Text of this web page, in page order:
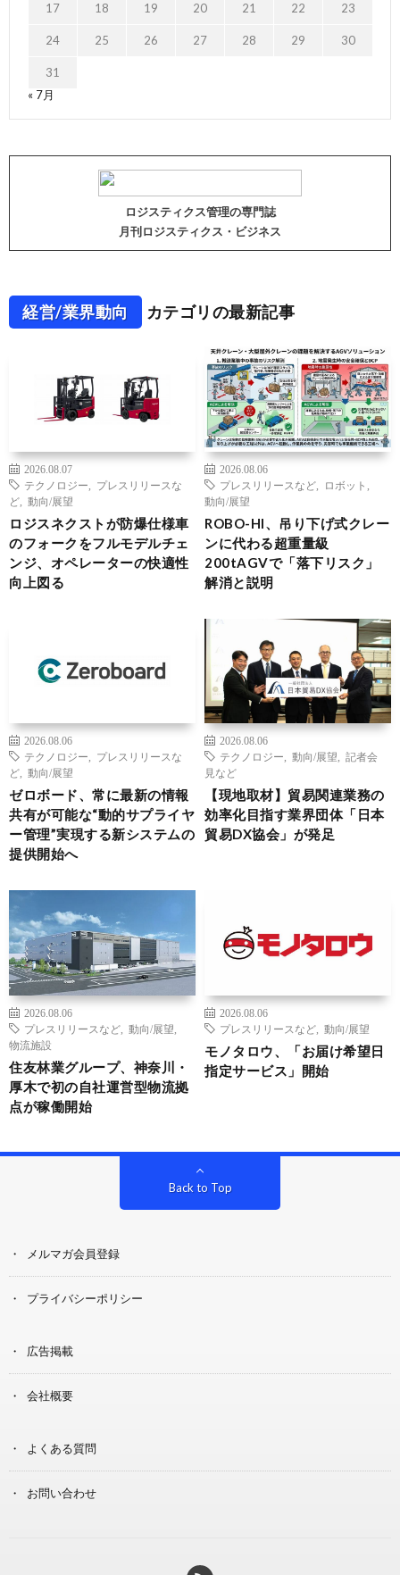
17 18 19 20 21 22 23
24 25 26 27 28 29 30
31
« 7月
ロジスティクス管理の専門誌
月刊ロジスティクス・ビジネス
経営/業界動向 カテゴリの最新記事
2026.08.07
テクノロジー
プレスリリースな
ど
動向/展望
ロジスネクストが防爆仕様車
のフォークをフルモデルチェ
ンジ、オペレーターの快適性
向上図る
2026.08.06
プレスリリースなど
ロボット
動向/展望
ROBO-HI、吊り下げ式クレー
ンに代わる超重量級
200tAGVで「落下リスク」
解消と説明
2026.08.06
テクノロジー
プレスリリースな
ど
動向/展望
ゼロボード、常に最新の情報
共有が可能な“動的サプライヤ
ー管理”実現する新システムの
提供開始へ
2026.08.06
テクノロジー
動向/展望
記者会
見など
【現地取材】貿易関連業務の
効率化目指す業界団体「日本
貿易DX協会」が発足
2026.08.06
プレスリリースなど
動向/展望
物流施設
住友林業グループ、神奈川・
厚木で初の自社運営型物流拠
点が稼働開始
2026.08.06
プレスリリースなど
動向/展望
モノタロウ、「お届け希望日
指定サービス」開始
Back to Top
メルマガ会員登録
プライバシーポリシー
広告掲載
会社概要
よくある質問
お問い合わせ